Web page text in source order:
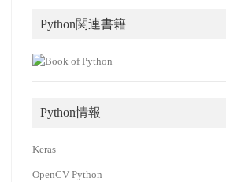
Python関連書籍
Python情報
Keras
OpenCV Python